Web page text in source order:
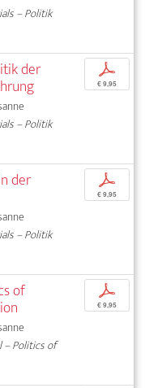
– Politik
der
– Politik
p
€ 9,95
der
– Politik
p
€ 9,95
of
– Politics of
p
€ 9,95